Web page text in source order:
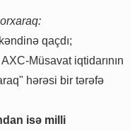
qaçdı;
Müsavat iqtidarının
hərəsi bir tərəfə
isə milli